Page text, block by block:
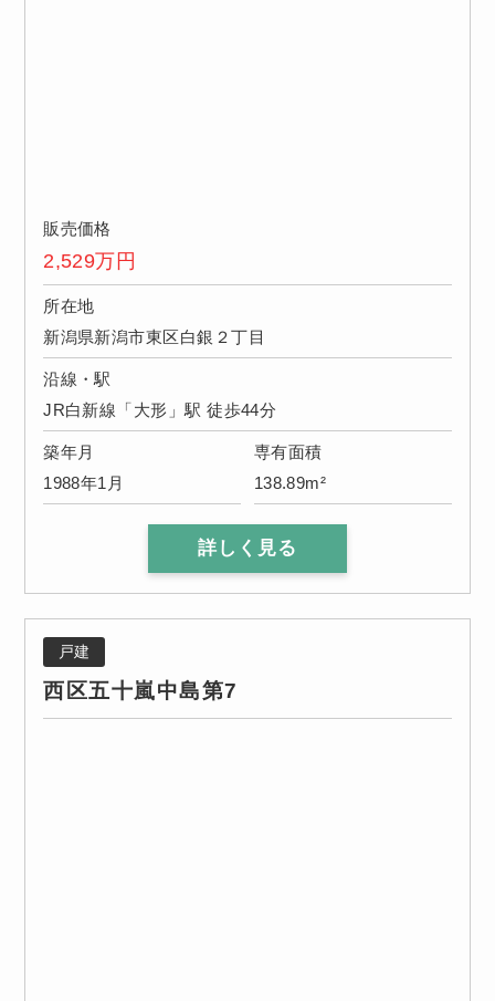
販売価格
2,529万円
所在地
新潟県新潟市東区白銀２丁目
沿線・駅
JR白新線「大形」駅 徒歩44分
築年月
1988年1月
専有面積
138.89m²
詳しく見る
戸建
西区五十嵐中島第7